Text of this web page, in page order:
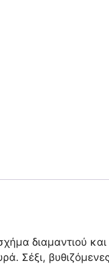
διαμαντιού
Σέξι,